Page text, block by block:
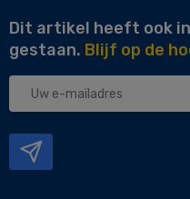
Dit artikel heeft ook
gestaan. Blijf op de
Uw